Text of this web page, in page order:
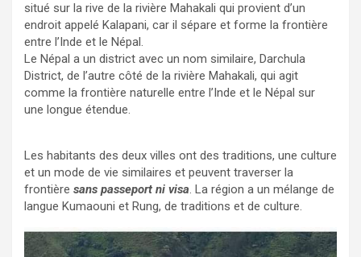
situé sur la rive de la rivière Mahakali qui provient d’un
endroit appelé Kalapani, car il sépare et forme la frontière
entre l’Inde et le Népal.
Le Népal a un district avec un nom similaire, Darchula
District, de l’autre côté de la rivière Mahakali, qui agit
comme la frontière naturelle entre l’Inde et le Népal sur
une longue étendue.
Les habitants des deux villes ont des traditions, une culture
et un mode de vie similaires et peuvent traverser la
frontière sans passeport ni visa. La région a un mélange de
langue Kumaouni et Rung, de traditions et de culture.